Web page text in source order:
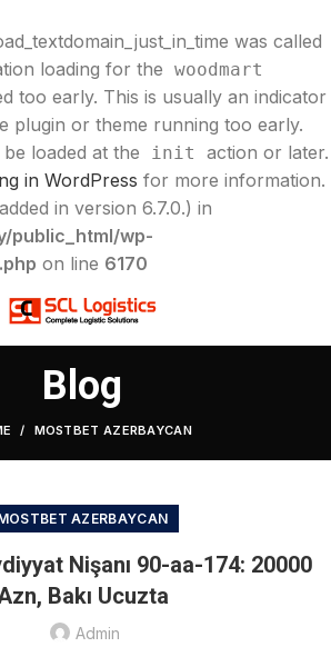
was called
loading for the woodmart
too early. This is usually an indicator
plugin or theme running too early.
loaded at the
init
action or later.
in WordPress for more information.
in version 6.7.0.) in
public_html/wp-
on line 6170
Blog
MOSTBET AZERBAYCAN
AZERBAYCAN
Nişanı 90-aa-174: 20000
Bakı Ucuzta
Admin